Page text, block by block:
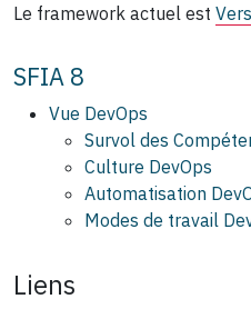
Le framework actuel est
SFIA 8
Vue DevOps
Survol des
Culture DevOps
Automatisation
Modes de travail
Liens